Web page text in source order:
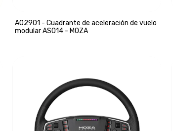
A02901 - Cuadrante de aceleración de vuelo
modular AS014 - MOZA